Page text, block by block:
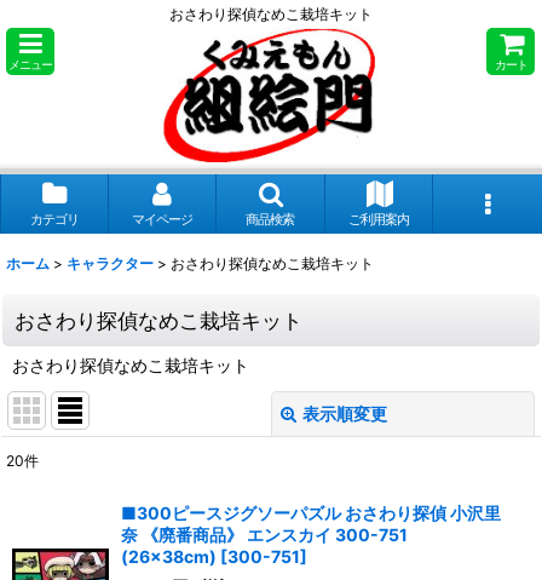
おさわり探偵なめこ栽培キット
メニュー カート
カテゴリ マイページ 商品検索 ご利用案内
ホーム > キャラクター > おさわり探偵なめこ栽培キット
おさわり探偵なめこ栽培キット
おさわり探偵なめこ栽培キット
表示順変更
並び順:
20件
■300ピースジグソーパズル おさわり探偵 小沢里
奈 《廃番商品》 エンスカイ 300-751
(26×38cm) [300-751]